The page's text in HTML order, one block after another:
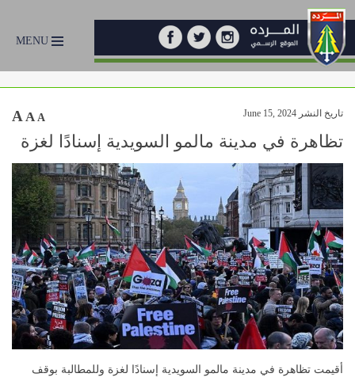
MENU
تاريخ النشر June 15, 2024 A A A
تظاهرة في مدينة مالمو السويدية إسنادًا لغزة
أقيمت تظاهرة في مدينة مالمو السويدية إسنادًا لغزة وللمطالبة بوقف